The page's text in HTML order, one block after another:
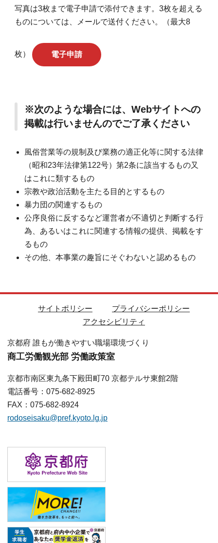
写真は3枚まで電子申請で添付できます。3枚を超える
ものについては、メールで送付ください。（最大8
枚） 電子申請
※次のような場合には、Webサイトへの
掲載は行いませんのでご了承ください
風俗営業等の規制及び業務の適正化等に関する法律
（昭和23年法律第122号）第2条に該当するもの又
はこれに類するもの
宗教や政治活動を主たる目的とするもの
暴力団の関連するもの
公序良俗に反するなど運営者が不適切と判断する行
為、あるいはこれに関連する情報の提供、掲載をす
るもの
その他、本事業の趣旨にそぐわないと認めるもの
サイトポリシー
プライバシーポリシー
アクセシビリティ
京都府 誰もが働きやすい職場環境づくり
商工労働観光部 労働政策室
京都市南区東九条下殿田町70 京都テルサ東館2階
電話番号：075-682-8925
FAX：075-682-8924
rodoseisaku@pref.kyoto.lg.jp